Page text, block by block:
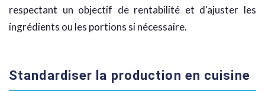
respectant un objectif de rentabilité et d'ajuster les
ingrédients ou les portions si nécessaire.
Standardiser la production en cuisine